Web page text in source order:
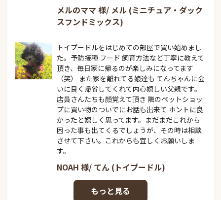
メルのママ 様/ メル (ミニチュア・ダック
スフンドミックス)
トイプードルをはじめての部屋で買い始めまし
た。予防接種 フード 飼育方法など丁寧に教えて
頂き、毎日家に帰るのが楽しみになってます
（笑） また家を離れてる娘達も てんちゃんに会
いに良く帰省してくれて内心嬉しい父親です。
店員さんたちも顔覚えて頂き 隣のペットショッ
プに買い物のついでにお話も出来て ホントに良
かったと嬉しく思ってます。まだまだこれから
困った事も出てくるでしょうが、その時は相談
させて下さい。これからも宜しくお願いしま
す。
NOAH 様/ てん (トイプードル)